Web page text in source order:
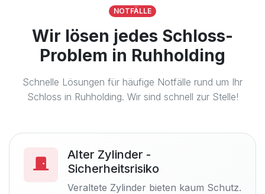
NOTFÄLLE
Wir lösen jedes Schloss-
Problem in Ruhholding
Schnelle Lösungen für häufige Notfälle rund um Ihr
Schloss in Ruhholding. Wir sind schnell zur Stelle!
Alter Zylinder -
Sicherheitsrisiko
Veraltete Zylinder bieten kaum Schutz.